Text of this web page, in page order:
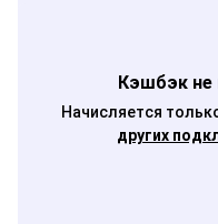
Кэшбэк не
Начисляется
других